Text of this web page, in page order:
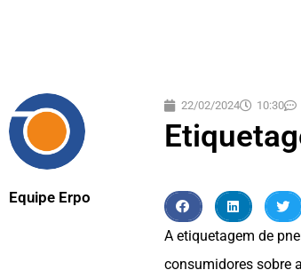
Equipe Erpo
22/02/2024 10:30
A etiquetagem de
consumidores sobre